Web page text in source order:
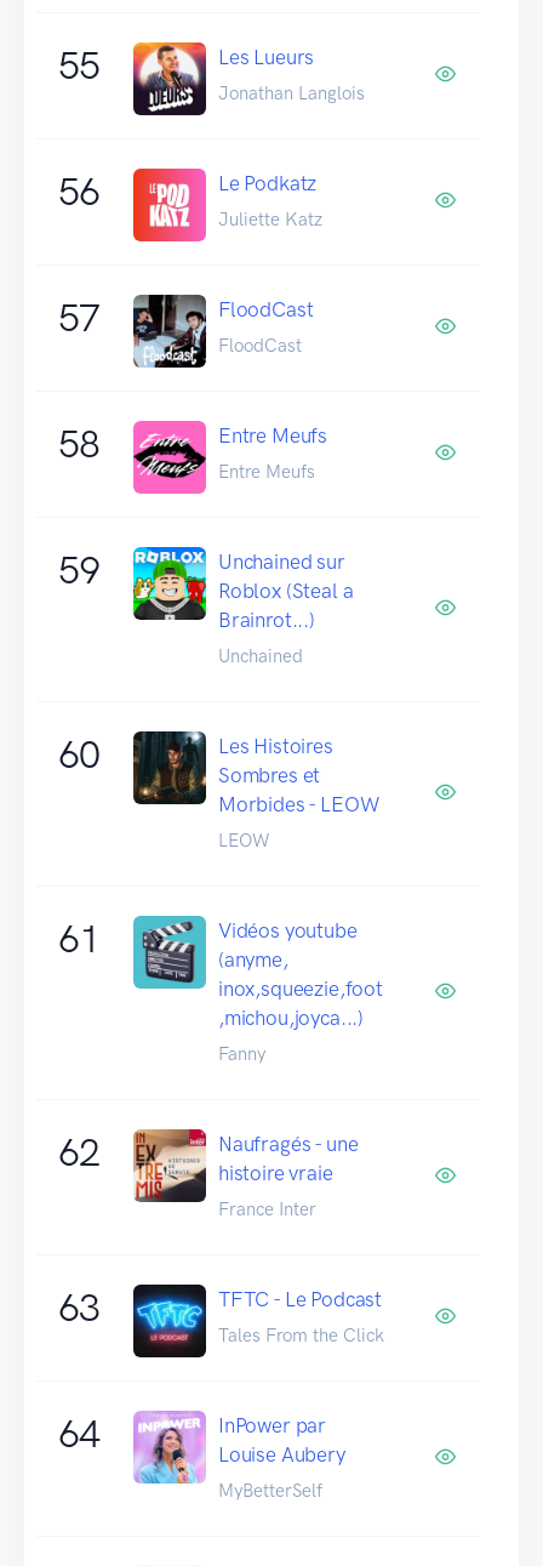
55 Les Lueurs
Jonathan Langlois
56 Le Podkatz
Juliette Katz
57 FloodCast
FloodCast
58 Entre Meufs
Entre Meufs
59
Unchained sur
Roblox (Steal a
Brainrot...)
Unchained
60
Les Histoires
Sombres et
Morbides - LEOW
LEOW
61
Vidéos youtube
(anyme,
inox,squeezie,foot
,michou,joyca...)
Fanny
62
Naufragés - une
histoire vraie
France Inter
63 TFTC - Le Podcast
Tales From the Click
64
InPower par
Louise Aubery
MyBetterSelf